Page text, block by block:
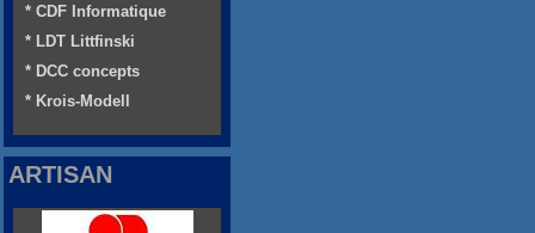
* CDF Informatique
* LDT Littfinski
* DCC concepts
* Krois-Modell
ARTISAN